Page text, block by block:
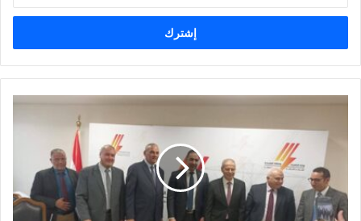
خ
ب
ر
د
ك